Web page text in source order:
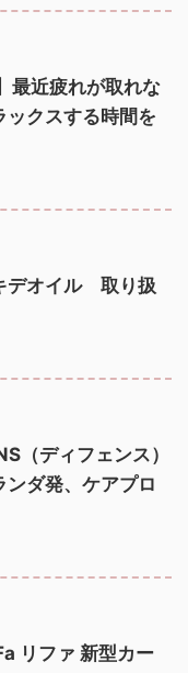
最近疲れが取れな
ックスする時間を
デオイル 取り扱
（ディフェンス）
ンダ発、ケアプロ
リファ 新型カー